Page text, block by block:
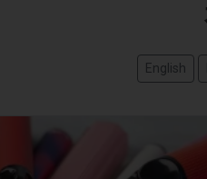
English